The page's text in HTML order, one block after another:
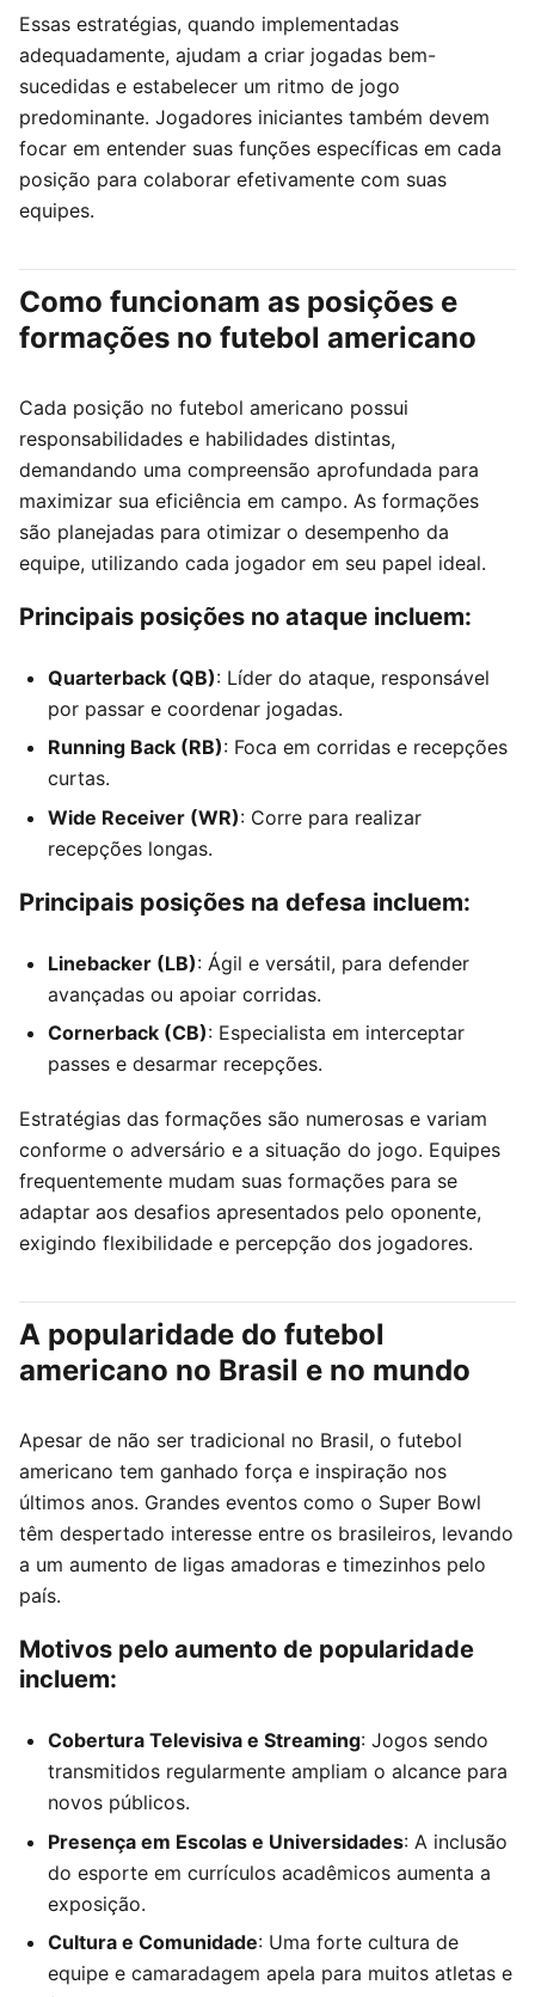
Essas estratégias, quando implementadas
adequadamente, ajudam a criar jogadas bem-
sucedidas e estabelecer um ritmo de jogo
predominante. Jogadores iniciantes também devem
focar em entender suas funções específicas em cada
posição para colaborar efetivamente com suas
equipes.
Como funcionam as posições e
formações no futebol americano
Cada posição no futebol americano possui
responsabilidades e habilidades distintas,
demandando uma compreensão aprofundada para
maximizar sua eficiência em campo. As formações
são planejadas para otimizar o desempenho da
equipe, utilizando cada jogador em seu papel ideal.
Principais posições no ataque incluem:
Quarterback (QB): Líder do ataque, responsável
por passar e coordenar jogadas.
Running Back (RB): Foca em corridas e recepções
curtas.
Wide Receiver (WR): Corre para realizar
recepções longas.
Principais posições na defesa incluem:
Linebacker (LB): Ágil e versátil, para defender
avançadas ou apoiar corridas.
Cornerback (CB): Especialista em interceptar
passes e desarmar recepções.
Estratégias das formações são numerosas e variam
conforme o adversário e a situação do jogo. Equipes
frequentemente mudam suas formações para se
adaptar aos desafios apresentados pelo oponente,
exigindo flexibilidade e percepção dos jogadores.
A popularidade do futebol
americano no Brasil e no mundo
Apesar de não ser tradicional no Brasil, o futebol
americano tem ganhado força e inspiração nos
últimos anos. Grandes eventos como o Super Bowl
têm despertado interesse entre os brasileiros, levando
a um aumento de ligas amadoras e timezinhos pelo
país.
Motivos pelo aumento de popularidade
incluem:
Cobertura Televisiva e Streaming: Jogos sendo
transmitidos regularmente ampliam o alcance para
novos públicos.
Presença em Escolas e Universidades: A inclusão
do esporte em currículos acadêmicos aumenta a
exposição.
Cultura e Comunidade: Uma forte cultura de
equipe e camaradagem apela para muitos atletas e